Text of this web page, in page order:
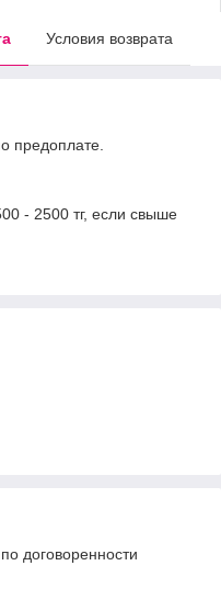
Условия возврата
предоплате.
- 2500 тг, если свыше
договоренности